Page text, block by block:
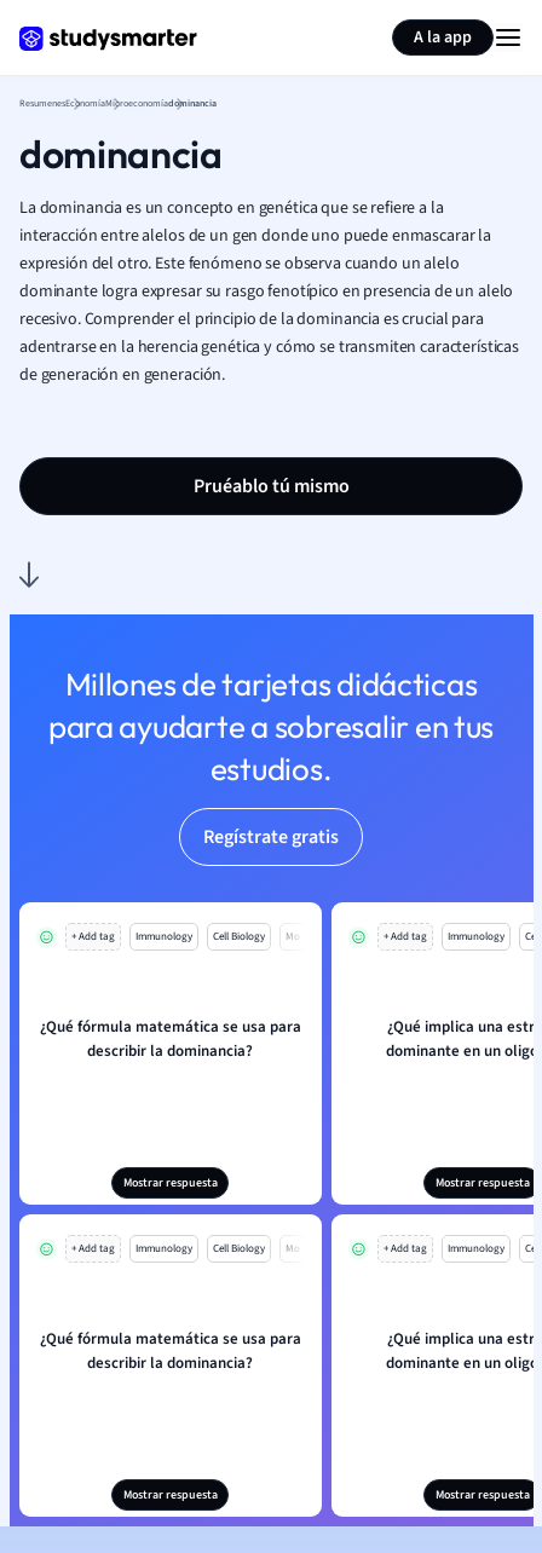
A la app
ResumenesEconomíaMicroeconomíadominancia
dominancia
La dominancia es un concepto en genética que se refiere a la
interacción entre alelos de un gen donde uno puede enmascarar la
expresión del otro. Este fenómeno se observa cuando un alelo
dominante logra expresar su rasgo fenotípico en presencia de un alelo
recesivo. Comprender el principio de la dominancia es crucial para
adentrarse en la herencia genética y cómo se transmiten características
de generación en generación.
Pruéablo tú mismo
Millones de tarjetas didácticas
para ayudarte a sobresalir en tus
estudios.
Regístrate gratis
+ Add tag Immunology Cell Biology Mo
¿Qué fórmula matemática se usa para
describir la dominancia?
Mostrar respuesta
+ Add tag Immunology
¿Qué implica una
dominante en un
Mostrar respuesta
+ Add tag Immunology Cell Biology Mo
¿Qué fórmula matemática se usa para
describir la dominancia?
Mostrar respuesta
+ Add tag Immunology
¿Qué implica una
dominante en un
Mostrar respuesta
Resumir página